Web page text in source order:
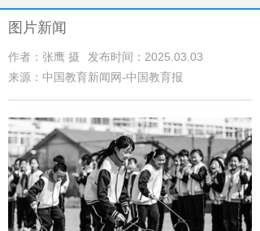
图片新闻
作者：张鹰 摄
发布时间：2025.03.03
来源：中国教育新闻网-中国教育报